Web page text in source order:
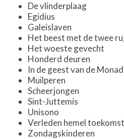
De vlinderplaag
Egidius
Galeislaven
Het beest met de twee
Het woeste gevecht
Honderd deuren
In de geest van de
Muilperen
Scheerjongen
Sint-Juttemis
Unisono
Verleden hemel toekomst
Zondagskinderen